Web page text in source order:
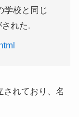
学校と同じ
れた.
されており、名